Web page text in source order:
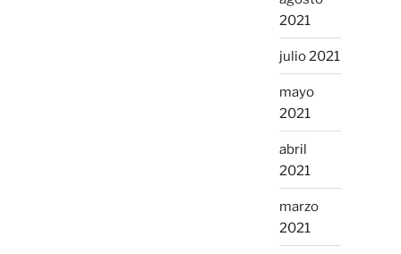
2021
julio 2021
mayo
2021
abril
2021
marzo
2021